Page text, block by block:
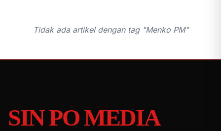
Tidak ada artikel dengan tag "Menko PM"
SIN PO MEDIA